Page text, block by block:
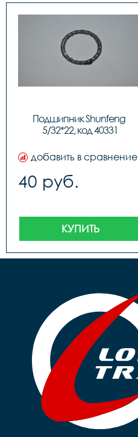
Подшипник Shunfeng
5/32*22, код 40331
добавить в сравнение
40 руб.
КУПИТЬ